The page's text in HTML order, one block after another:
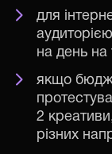
для
на день на
якщо
2
різних